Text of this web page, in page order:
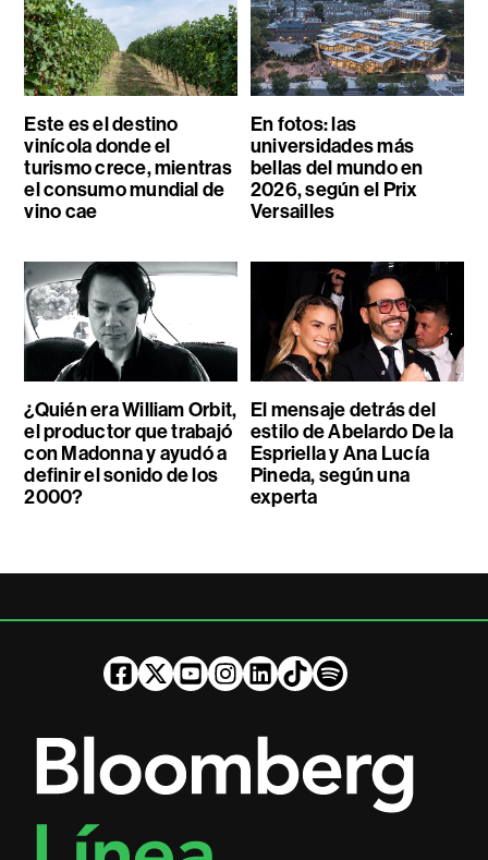
Este es el destino
vinícola donde el
turismo crece, mientras
el consumo mundial de
vino cae
En fotos: las
universidades más
bellas del mundo en
2026, según el Prix
Versailles
¿Quién era William Orbit,
el productor que trabajó
con Madonna y ayudó a
definir el sonido de los
2000?
El mensaje detrás del
estilo de Abelardo De la
Espriella y Ana Lucía
Pineda, según una
experta